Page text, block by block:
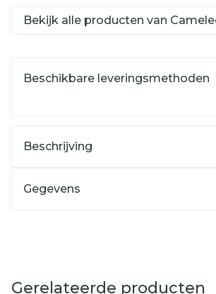
Bekijk alle producten van
Beschikbare leveringsmethoden
Beschrijving
Gegevens
Gerelateerde producten